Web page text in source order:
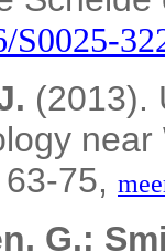
S0025-
(2013).
63-75,
G.;